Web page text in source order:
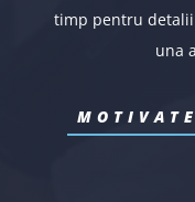
timp pentru
una